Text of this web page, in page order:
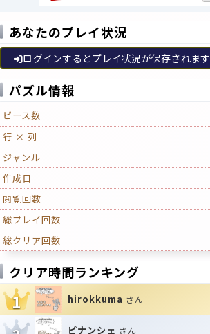
あなたのプレイ状況
ログインするとプレイ状況が保存されます
パズル情報
ピース数
行 × 列
ジャンル
作成日
閲覧回数
総プレイ回数
総クリア回数
クリア時間ランキング
1 hirokkuma さん
ピナンシェ さん